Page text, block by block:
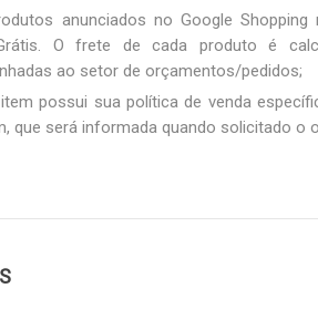
anunciados no Google
O frete de cada produto é
ao setor de orçamentos/pedidos;
item possui sua política de venda
que será informada quando solicitado o